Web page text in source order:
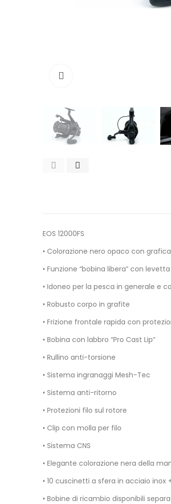
EOS 12000FS
• Colorazione nero opaco con
• Funzione “bobina libera” con
• Idoneo per la pesca in generale e
• Robusto corpo in grafite
• Frizione frontale rapida con
• Bobina con labbro “Pro Cast Lip”
• Rullino anti-torsione
• Sistema ingranaggi Mesh-Tec
• Sistema anti-ritorno
• Protezioni filo sul rotore
• Clip con molla per filo
• Sistema CNS
• Elegante colorazione nera della
• 10 cuscinetti a sfera in acciaio inox
• Bobine di ricambio disponibili